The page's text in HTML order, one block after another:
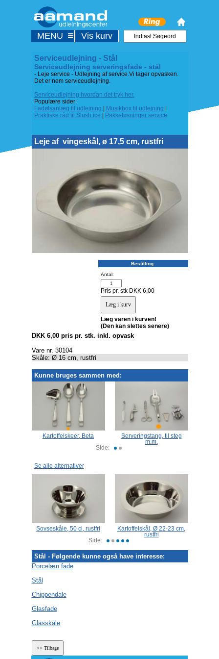
Serviceudlejning - Stål
Serviceudlejning serveringsfade - stål
- Leje service - Udlejning af service.Vi tager opvasken.
Det er nem serviceudlejning.
Serviceudlejning hvordan det tryk her.
Populære sider:
Fadølsanlæg til udlejning
Musikbox til udlejning
Praktiske råd til Slush ice
Pakkeløsninger service
Leje af vingeskål, ø 17,5 cm, rustfri
Bestilling:
Antal:
Pris pr. stk DKK 6,00
Læg varen i kurven!
(Den kan slettes senere)
DKK 6,00 pris pr. stk. inkl. opvask
Vare nr. 30104
Skåle: Ø 16 cm, rustfri
Kunne bruges sammen med:
Se alle alternativer
Stål - Følgende kunne også have interesse:
Porcelæn fade
Stål
Chippendale
Glasfade
Glasskåle
MENU Vis kurv
Kartoffelskeer, Beta
Serveringstang, til steg
m.m.
Side:
Sovseskåle, 50 cl, rustfri
Kartoffelskål, Ø 22-23 cm,
rustfri
Side: